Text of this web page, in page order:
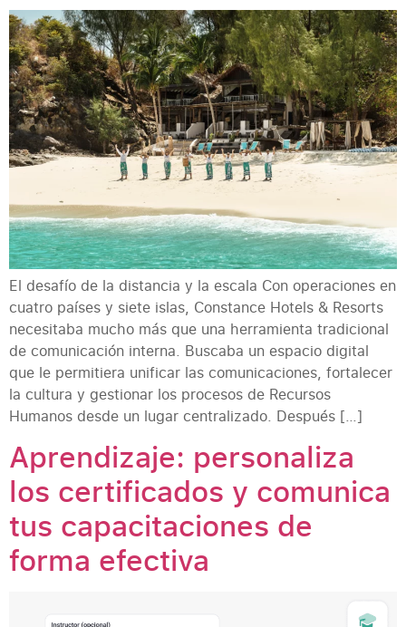
El desafío de la distancia y la escala Con operaciones en
cuatro países y siete islas, Constance Hotels & Resorts
necesitaba mucho más que una herramienta tradicional
de comunicación interna. Buscaba un espacio digital
que le permitiera unificar las comunicaciones, fortalecer
la cultura y gestionar los procesos de Recursos
Humanos desde un lugar centralizado. Después […]
Aprendizaje: personaliza
los certificados y comunica
tus capacitaciones de
forma efectiva